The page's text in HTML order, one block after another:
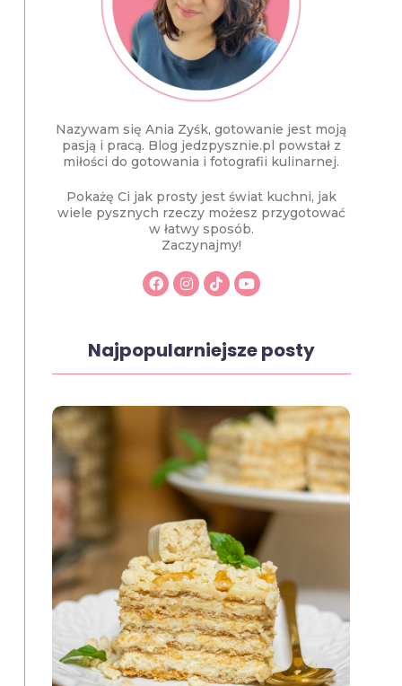
Nazywam się Ania Zyśk, gotowanie jest moją
pasją i pracą. Blog jedzpysznie.pl powstał z
miłości do gotowania i fotografii kulinarnej.
Pokażę Ci jak prosty jest świat kuchni, jak
wiele pysznych rzeczy możesz przygotować
w łatwy sposób.
Zaczynajmy!
Najpopularniejsze posty